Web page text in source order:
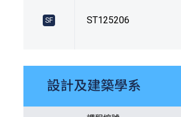
SF ST125206
設計及建築學系